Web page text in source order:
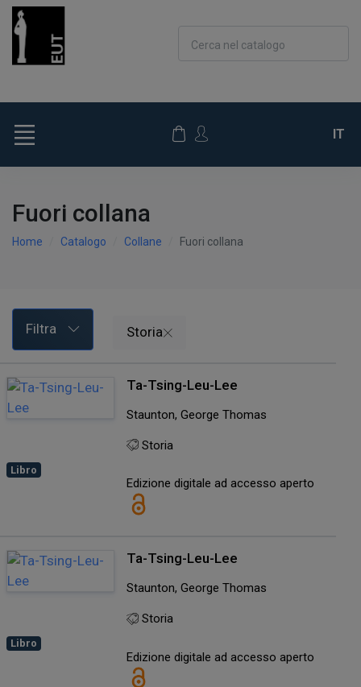
Cerca nel catalogo
IT
Fuori collana
Home Catalogo Collane Fuori collana
Filtra Storia
Libro
Ta-Tsing-Leu-Lee
Staunton, George Thomas
Storia
Edizione digitale ad accesso aperto
Libro
Ta-Tsing-Leu-Lee
Staunton, George Thomas
Storia
Edizione digitale ad accesso aperto